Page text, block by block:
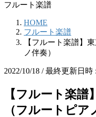
フルート楽譜
HOME
フルート楽譜
【フルート楽譜】
ノ伴奏）
2022/10/18 / 最終更新日時 :
【フルート楽譜
（フルートピア